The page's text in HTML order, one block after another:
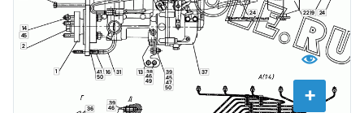
+
1
2
13
14
16
19
22
24 24
31
36
37
38
39
39
41
45
45
46
46
47
49
50
50